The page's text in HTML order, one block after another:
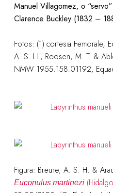
Manuel Villagomez, o
Clarence Buckley (1832 –
Fotos: (1) cortesia Femorale,
A. S. H., Roosen, M. T. &
NMW 1955.158.01192,
Figura: Breure, A. S. H. &
Euconulus martinezi